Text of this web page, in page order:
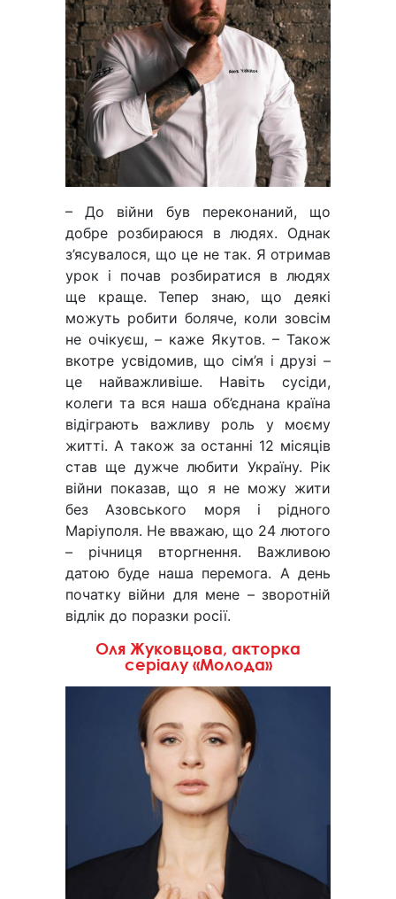
– До війни був переконаний, що
добре розбираюся в людях. Однак
з’ясувалося, що це не так. Я отримав
урок і почав розбиратися в людях
ще краще. Тепер знаю, що деякі
можуть робити боляче, коли зовсім
не очікуєш, – каже Якутов. – Також
вкотре усвідомив, що сім’я і друзі –
це найважливіше. Навіть сусіди,
колеги та вся наша об’єднана країна
відіграють важливу роль у моєму
житті. А також за останні 12 місяців
став ще дужче любити Україну. Рік
війни показав, що я не можу жити
без Азовського моря і рідного
Маріуполя. Не вважаю, що 24 лютого
– річниця вторгнення. Важливою
датою буде наша перемога. А день
початку війни для мене – зворотній
відлік до поразки росії.
Оля Жуковцова, акторка
серіалу «Молода»